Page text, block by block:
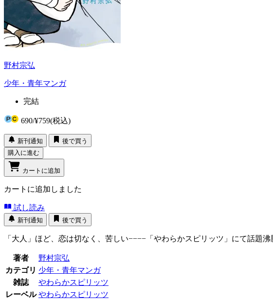
野村宗弘
少年・青年マンガ
完結
690/¥759(税込)
新刊通知
後で買う
購入に進む
カートに追加
カートに追加しました
試し読み
新刊通知 後で買う
「大人」ほど、恋は切なく、苦しい−−−−「やわらかスピリッツ」にて話題沸
著者
野村宗弘
カテゴリ 少年・青年マンガ
雑誌
やわらかスピリッツ
レーベル やわらかスピリッツ